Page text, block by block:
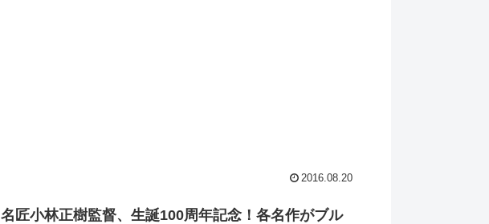
2016.08.20
名匠小林正樹監督、生誕100周年記念！各名作がブル